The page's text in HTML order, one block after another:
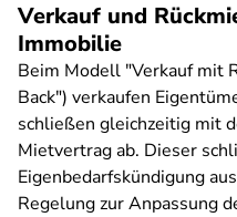
Verkauf und
Immobilie
Beim Modell "Verkauf mit
Back") verkaufen
schließen gleichzeitig mit
Mietvertrag ab. Dieser
Eigenbedarfskündigung
Regelung zur Anpassung